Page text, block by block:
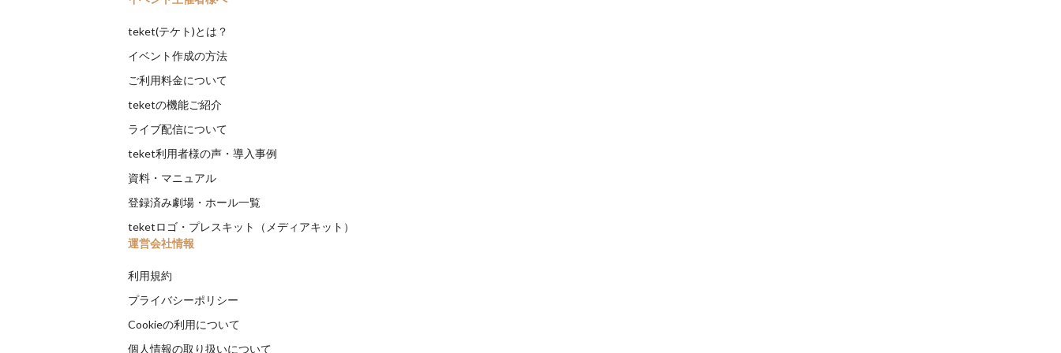
teket(テケト)とは？
イベント作成の方法
ご利用料金について
teketの機能ご紹介
ライブ配信について
teket利用者様の声・導入事例
資料・マニュアル
登録済み劇場・ホール一覧
teketロゴ・プレスキット（メディアキット）
運営会社情報
利用規約
プライバシーポリシー
Cookieの利用について
個人情報の取り扱いについて